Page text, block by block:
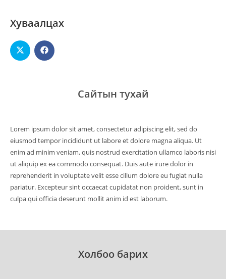
Хуваалцах
Сайтын тухай
Lorem ipsum dolor sit amet, consectetur adipiscing elit, sed do
eiusmod tempor incididunt ut labore et dolore magna aliqua. Ut
enim ad minim veniam, quis nostrud exercitation ullamco laboris nisi
ut aliquip ex ea commodo consequat. Duis aute irure dolor in
reprehenderit in voluptate velit esse cillum dolore eu fugiat nulla
pariatur. Excepteur sint occaecat cupidatat non proident, sunt in
culpa qui officia deserunt mollit anim id est laborum.
Холбоо барих